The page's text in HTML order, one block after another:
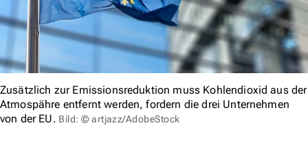
Zusätzlich zur Emissionsreduktion muss Kohlendioxid aus der
Atmospähre entfernt werden, fordern die drei Unternehmen
von der EU. Bild: © artjazz/AdobeStock